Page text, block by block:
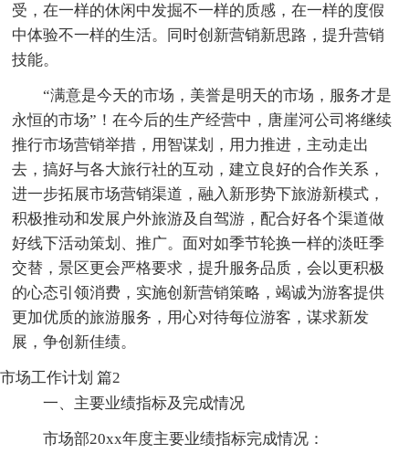
受，在一样的休闲中发掘不一样的质感，在一样的度假
中体验不一样的生活。同时创新营销新思路，提升营销
技能。
“满意是今天的市场，美誉是明天的市场，服务才是
永恒的市场”！在今后的生产经营中，唐崖河公司将继续
推行市场营销举措，用智谋划，用力推进，主动走出
去，搞好与各大旅行社的互动，建立良好的合作关系，
进一步拓展市场营销渠道，融入新形势下旅游新模式，
积极推动和发展户外旅游及自驾游，配合好各个渠道做
好线下活动策划、推广。面对如季节轮换一样的淡旺季
交替，景区更会严格要求，提升服务品质，会以更积极
的心态引领消费，实施创新营销策略，竭诚为游客提供
更加优质的旅游服务，用心对待每位游客，谋求新发
展，争创新佳绩。
市场工作计划 篇2
一、主要业绩指标及完成情况
市场部20xx年度主要业绩指标完成情况：